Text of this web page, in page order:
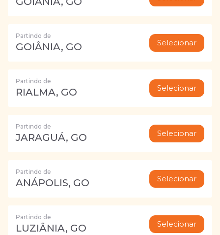
Partindo de
GOIÂNIA, GO Selecionar
Partindo de
RIALMA, GO Selecionar
Partindo de
JARAGUÁ, GO Selecionar
Partindo de
ANÁPOLIS, GO Selecionar
Partindo de
LUZIÂNIA, GO Selecionar